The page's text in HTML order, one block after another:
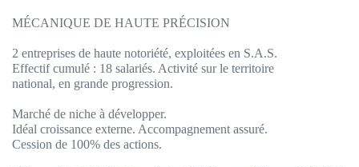
MÉCANIQUE DE HAUTE PRÉCISION
2 entreprises de haute notoriété, exploitées en S.A.S.
Effectif cumulé : 18 salariés. Activité sur le territoire
national, en grande progression.
Marché de niche à développer.
Idéal croissance externe. Accompagnement assuré.
Cession de 100% des actions.